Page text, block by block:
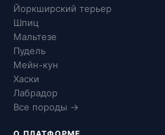
Йоркширский терьер
Шпиц
Мальтезе
Пудель
Мейн-кун
Хаски
Лабрадор
Все породы →